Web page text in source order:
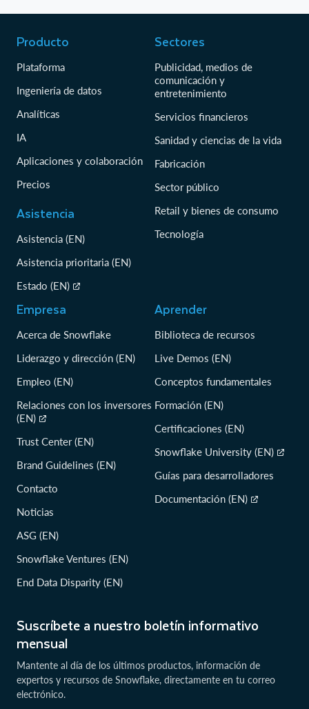
Suscríbete a nuestro boletín informativo
mensual
Mantente al día de los últimos productos, información de
expertos y recursos de Snowflake, directamente en tu correo
electrónico.
Producto
Plataforma
Ingeniería de datos
Analíticas
IA
Aplicaciones y colaboración
Precios
Asistencia
Asistencia (EN)
Asistencia prioritaria (EN)
Estado (EN)
Sectores
Publicidad, medios de
comunicación y
entretenimiento
Servicios financieros
Sanidad y ciencias de la vida
Fabricación
Sector público
Retail y bienes de consumo
Tecnología
Empresa
Acerca de Snowflake
Liderazgo y dirección (EN)
Empleo (EN)
Relaciones con los inversores
(EN)
Trust Center (EN)
Brand Guidelines (EN)
Contacto
Noticias
ASG (EN)
Snowflake Ventures (EN)
End Data Disparity (EN)
Aprender
Biblioteca de recursos
Live Demos (EN)
Conceptos fundamentales
Formación (EN)
Certificaciones (EN)
Snowflake University (EN)
Guías para desarrolladores
Documentación (EN)